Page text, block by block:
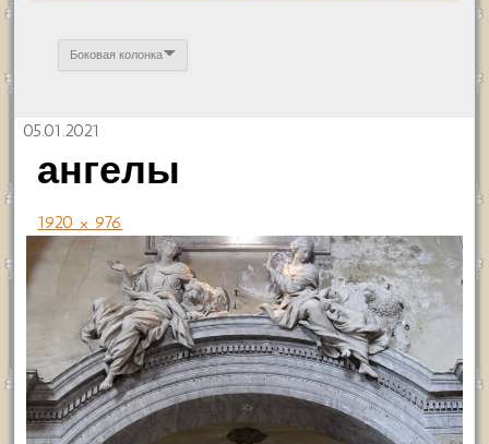
Боковая колонка
05.01.2021
ангелы
1920 × 976